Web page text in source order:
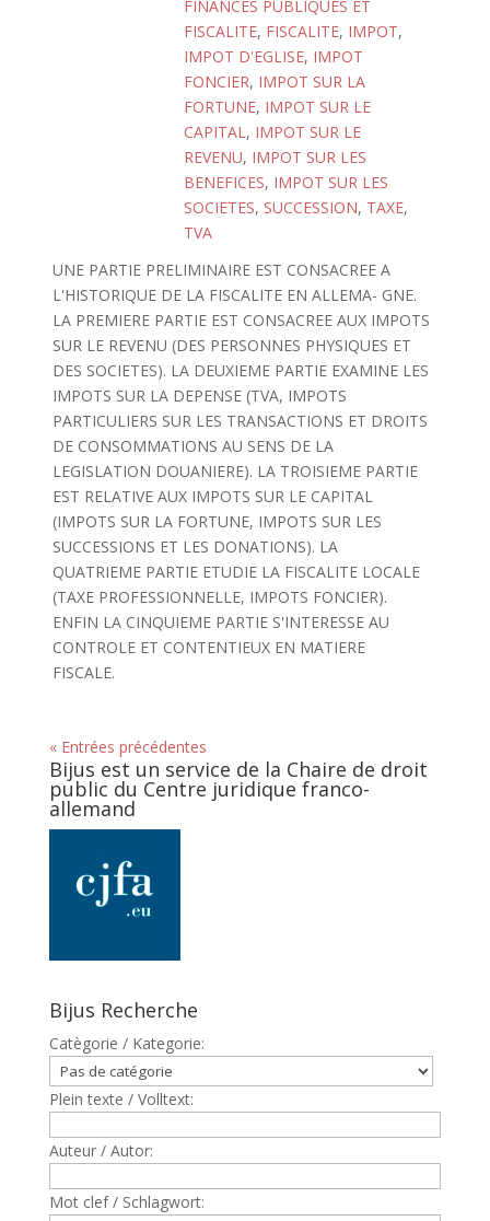
FINANCES PUBLIQUES ET
FISCALITE, FISCALITE, IMPOT,
IMPOT D'EGLISE, IMPOT
FONCIER, IMPOT SUR LA
FORTUNE, IMPOT SUR LE
CAPITAL, IMPOT SUR LE
REVENU, IMPOT SUR LES
BENEFICES, IMPOT SUR LES
SOCIETES, SUCCESSION, TAXE,
TVA
UNE PARTIE PRELIMINAIRE EST CONSACREE A
L'HISTORIQUE DE LA FISCALITE EN ALLEMA- GNE.
LA PREMIERE PARTIE EST CONSACREE AUX IMPOTS
SUR LE REVENU (DES PERSONNES PHYSIQUES ET
DES SOCIETES). LA DEUXIEME PARTIE EXAMINE LES
IMPOTS SUR LA DEPENSE (TVA, IMPOTS
PARTICULIERS SUR LES TRANSACTIONS ET DROITS
DE CONSOMMATIONS AU SENS DE LA
LEGISLATION DOUANIERE). LA TROISIEME PARTIE
EST RELATIVE AUX IMPOTS SUR LE CAPITAL
(IMPOTS SUR LA FORTUNE, IMPOTS SUR LES
SUCCESSIONS ET LES DONATIONS). LA
QUATRIEME PARTIE ETUDIE LA FISCALITE LOCALE
(TAXE PROFESSIONNELLE, IMPOTS FONCIER).
ENFIN LA CINQUIEME PARTIE S'INTERESSE AU
CONTROLE ET CONTENTIEUX EN MATIERE
FISCALE.
« Entrées précédentes
Bijus est un service de la Chaire de droit
public du Centre juridique franco-
allemand
Bijus Recherche
Catègorie / Kategorie:
Plein texte / Volltext:
Auteur / Autor:
Mot clef / Schlagwort: